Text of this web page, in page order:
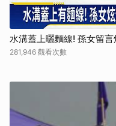
水溝蓋上曬麵線! 孫女留
281,946 觀看次數